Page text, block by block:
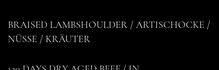
BRAISED LAMBSHOULDER / ARTISCHOCKE /
NÜSSE / KRÄUTER